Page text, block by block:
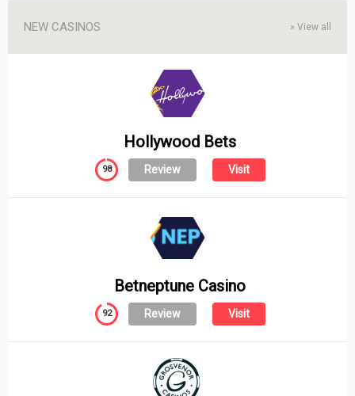
» View all
NEW CASINOS
Hollywood Bets
Visit
Review
98
Betneptune Casino
Visit
Review
92